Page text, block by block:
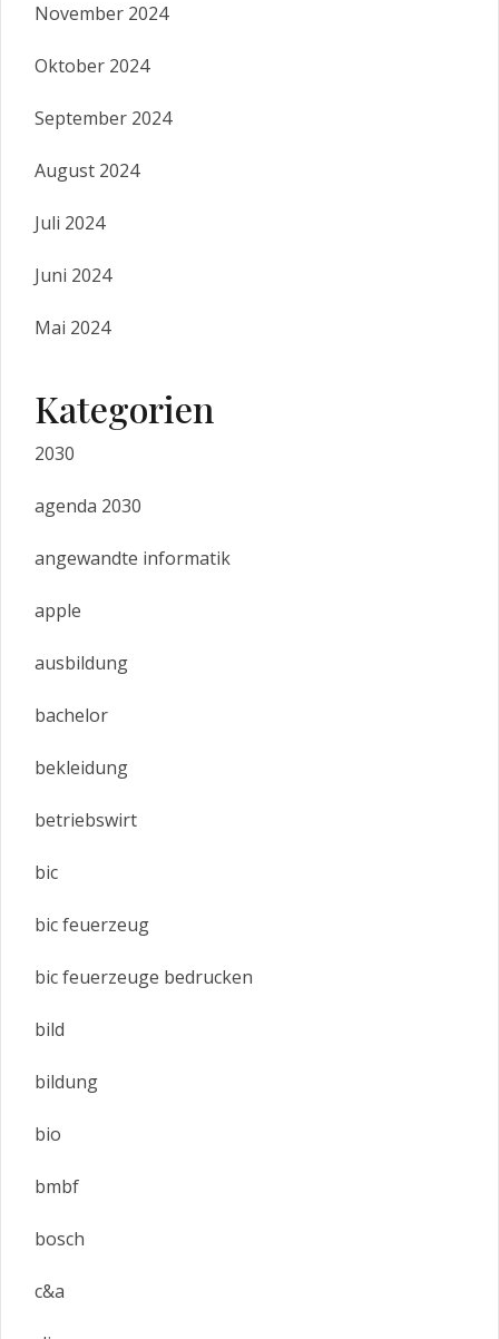
November 2024
Oktober 2024
September 2024
August 2024
Juli 2024
Juni 2024
Mai 2024
Kategorien
2030
agenda 2030
angewandte informatik
apple
ausbildung
bachelor
bekleidung
betriebswirt
bic
bic feuerzeug
bic feuerzeuge bedrucken
bild
bildung
bio
bmbf
bosch
c&a